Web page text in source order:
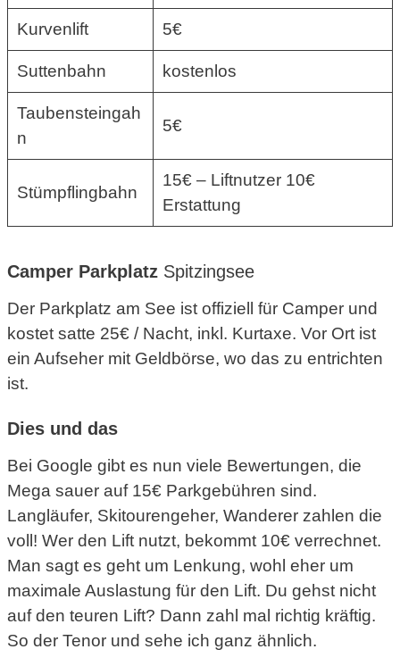
Kurvenlift 5€
Suttenbahn kostenlos
Taubensteingah
n
5€
Stümpflingbahn
15€ – Liftnutzer 10€
Erstattung
Camper Parkplatz Spitzingsee
Der Parkplatz am See ist offiziell für Camper und
kostet satte 25€ / Nacht, inkl. Kurtaxe. Vor Ort ist
ein Aufseher mit Geldbörse, wo das zu entrichten
ist.
Dies und das
Bei Google gibt es nun viele Bewertungen, die
Mega sauer auf 15€ Parkgebühren sind.
Langläufer, Skitourengeher, Wanderer zahlen die
voll! Wer den Lift nutzt, bekommt 10€ verrechnet.
Man sagt es geht um Lenkung, wohl eher um
maximale Auslastung für den Lift. Du gehst nicht
auf den teuren Lift? Dann zahl mal richtig kräftig.
So der Tenor und sehe ich ganz ähnlich.